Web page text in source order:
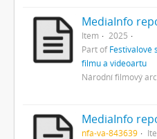
Item
2025
Part ofFestivalové
filmu a videoartu
Národní filmový
nfa-va-843639